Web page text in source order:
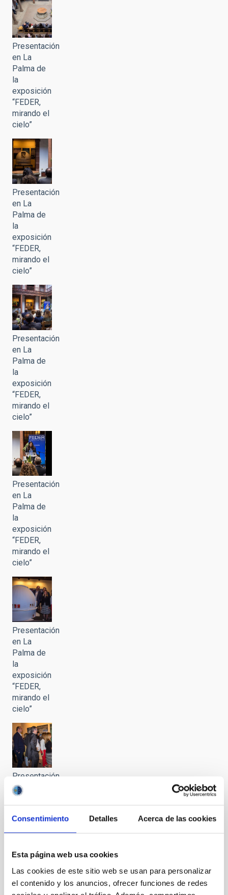
Consentimiento Detalles Acerca de las cookies
Esta página web usa cookies
Las cookies de este sitio web se usan para personalizar
el contenido y los anuncios, ofrecer funciones de redes
Presentación
en La
Palma de
la
exposición
“FEDER,
mirando el
cielo”
Presentación
en La
Palma de
la
exposición
“FEDER,
mirando el
cielo”
Presentación
en La
Palma de
la
exposición
“FEDER,
mirando el
cielo”
Presentación
en La
Palma de
la
exposición
“FEDER,
mirando el
cielo”
Presentación
en La
Palma de
la
exposición
“FEDER,
mirando el
cielo”
Presentación
en La
Palma de
exposición
“FEDER,
cielo”